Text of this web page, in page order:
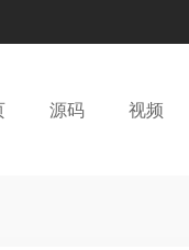
源码 视频